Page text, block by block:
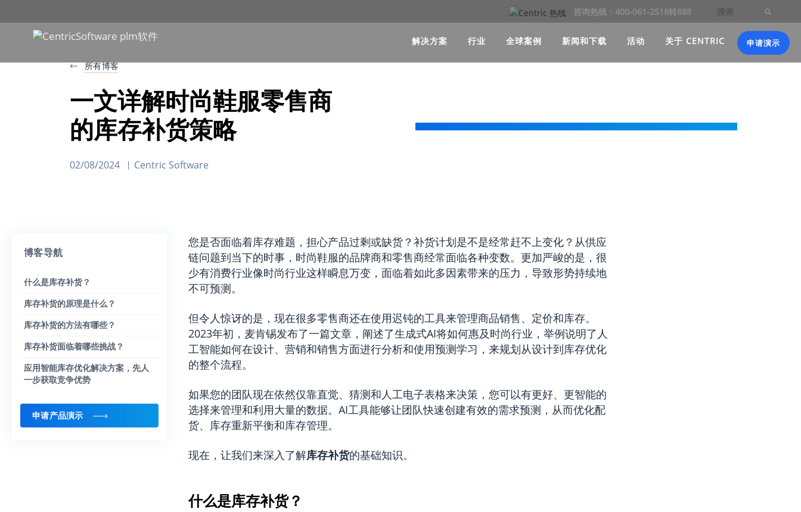
咨询热线：400-061-2518转888
解决方案 行业 全球案例 新闻和下载 活动 关于 CENTRIC 申请演示
所有博客
一文详解时尚鞋服零售商
的库存补货策略
02/08/2024 Centric Software
博客导航
什么是库存补货？
库存补货的原理是什么？
库存补货的方法有哪些？
库存补货面临着哪些挑战？
应用智能库存优化解决方案，先人
一步获取竞争优势
申请产品演示
您是否面临着库存难题，担心产品过剩或缺货？补货计划是不是经常赶不上变化？从供应
链问题到当下的时事， 时尚鞋服的品牌商和零售商经常面临各种变数。更加严峻的是，很
少有消费行业像时尚行业这样瞬息万变，面临着如此多因素带来的压力，导致形势持续地
不可预测。
但令人惊讶的是，现在很多零售商还在使用迟钝的工具来管理商品销售、定价和库存。
2023年初， 麦肯锡发布了一篇文章，阐述了生成式AI将如何惠及时尚行业，举例说明了人
工智能如何在设计、营销和销售方面进行分析和使用预测学习，来规划从设计到库存优化
的整个流程。
如果您的团队现在依然仅靠直觉、猜测和人工电子表格来决策，您可以有更好、更智能的
选择来管理和利用大量的数据。AI工具能够让团队快速创建有效的需求预测，从而优化配
货、库存重新平衡和库存管理。
现在，让我们来深入了解库存补货的基础知识。
什么是库存补货？